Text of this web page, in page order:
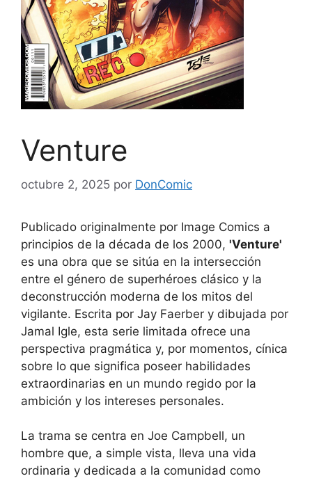
Venture
octubre 2, 2025 por DonComic
Publicado originalmente por Image Comics a
principios de la década de los 2000, 'Venture'
es una obra que se sitúa en la intersección
entre el género de superhéroes clásico y la
deconstrucción moderna de los mitos del
vigilante. Escrita por Jay Faerber y dibujada por
Jamal Igle, esta serie limitada ofrece una
perspectiva pragmática y, por momentos, cínica
sobre lo que significa poseer habilidades
extraordinarias en un mundo regido por la
ambición y los intereses personales.
La trama se centra en Joe Campbell, un
hombre que, a simple vista, lleva una vida
ordinaria y dedicada a la comunidad como